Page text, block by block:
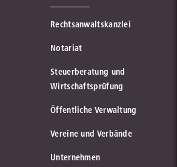
Rechtsanwaltskanzlei
Notariat
Steuerberatung und
Wirtschaftsprüfung
Öffentliche Verwaltung
Vereine und Verbände
Unternehmen